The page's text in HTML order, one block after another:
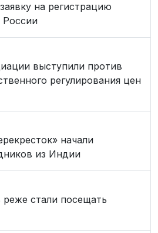
на регистрацию
России
выступили против
регулирования цен
начали
из Индии
реже стали посещать